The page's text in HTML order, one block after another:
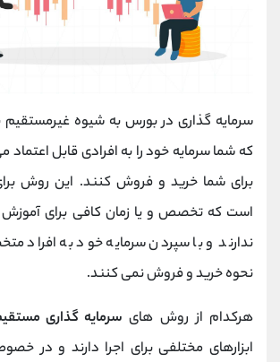
سرمایه گذاری در بورس به شیوه
که شما سرمایه خود را به افرادی قابل اعتماد
برای شما خرید و فروش کنند. این روش
است که تخصص و یا زمان کافی برای
ندارند و با سپردن سرمایه خود به افراد
نحوه خرید و فروش نمی کنند.
هرکدام از روش های سرمایه گذاری
ابزارهای مختلفی برای اجرا دارند و در